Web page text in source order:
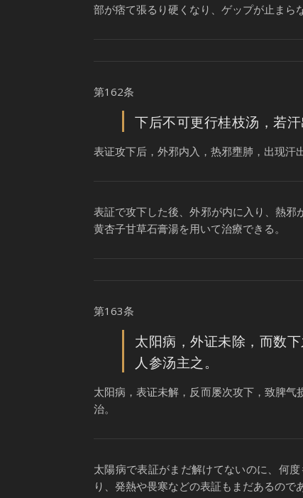
部が痞て張るり硬くなり、ゲップが止まら
第162条
下后不可更行桂枝汤，若
表证攻下后，外邪内入，热邪壅肺，出现汗
表証で攻下した後、外邪が内に入り、熱
黄杏子甘草石膏湯を用いて治療できる。
第163条
太阳病，外证未除，而数
人参汤主之。
太阳病，表证未解，反而屡次攻下，致脾
治。
太陽病で表証がまだ解けてないのに、何
り、発熱や畏寒などの表証もまだあるので